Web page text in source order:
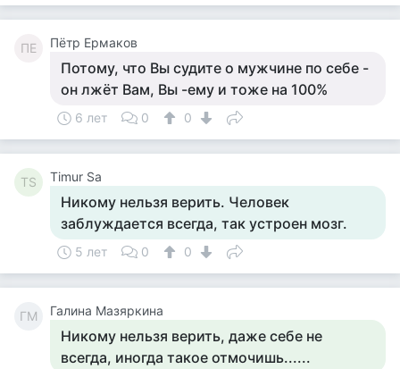
ПЕ Пётр Ермаков
Потому, что Вы судите о мужчине по себе -
он лжёт Вам, Вы -ему и тоже на 100%
6 лет 0 0
TS Timur Sa
Никому нельзя верить. Человек
заблуждается всегда, так устроен мозг.
5 лет 0 0
ГМ Галина Мазяркина
Никому нельзя верить, даже себе не
всегда, иногда такое отмочишь......